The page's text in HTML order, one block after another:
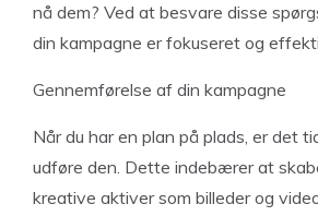
nå dem? Ved at besvare disse
din kampagne er fokuseret og
Gennemførelse af din kampagne
Når du har en plan på plads, er det
udføre den. Dette indebærer at
kreative aktiver som billeder og